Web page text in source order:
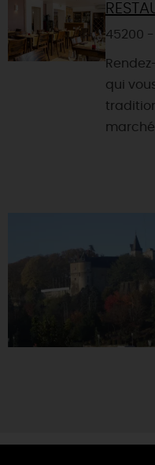
45200 -
qui
marché